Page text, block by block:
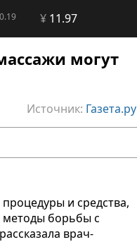
¥11.97
могут
Источник: Газета.ру
и средства,
методы борьбы с
врач-